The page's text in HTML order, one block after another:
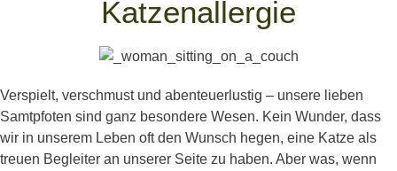
Katzenallergie
Verspielt, verschmustund abenteuerlustig – unsere lieben
Samtpfoten sind ganz besondere Wesen. Kein Wunder, dass
wir in unserem Leben oft den Wunsch hegen, eine Katze als
treuen Begleiter an unserer Seite zu haben. Aber was, wenn